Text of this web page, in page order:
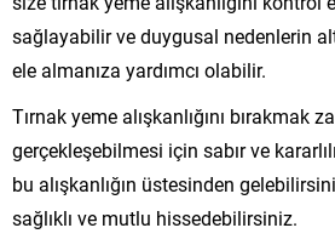
sağlayabilir ve duygusal nedenlerin
ele almanıza yardımcı olabilir.
Tırnak yeme alışkanlığını bırakmak
gerçekleşebilmesi için sabır ve
bu alışkanlığın üstesinden
sağlıklı ve mutlu hissedebilirsiniz.